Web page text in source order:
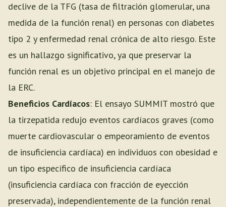
declive de la TFG (tasa de filtración glomerular, una
medida de la función renal) en personas con diabetes
tipo 2 y enfermedad renal crónica de alto riesgo. Este
es un hallazgo significativo, ya que preservar la
función renal es un objetivo principal en el manejo de
la ERC.
Beneficios Cardíacos: El ensayo SUMMIT mostró que
la tirzepatida redujo eventos cardíacos graves (como
muerte cardiovascular o empeoramiento de eventos
de insuficiencia cardíaca) en individuos con obesidad e
un tipo específico de insuficiencia cardíaca
(insuficiencia cardíaca con fracción de eyección
preservada), independientemente de la función renal